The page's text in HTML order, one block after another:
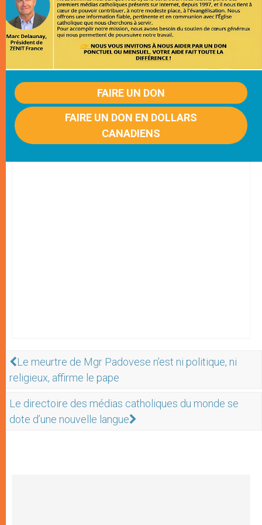
FAIRE UN DON
FAIRE UN DON EN DOLLARS
CANADIENS
Le meurtre de Mgr Padovese n’est ni politique, ni
religieux, affirme le pape
Le directoire des médias catholiques du monde se
dote d’une nouvelle langue